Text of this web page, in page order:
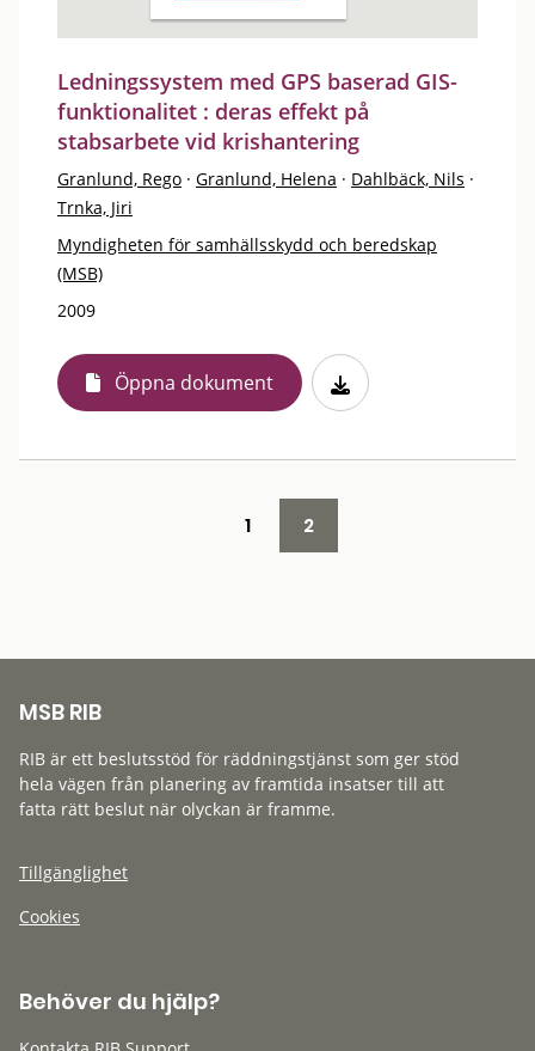
Ledningssystem med GPS baserad GIS-
funktionalitet : deras effekt på
stabsarbete vid krishantering
Granlund, Rego · Granlund, Helena · Dahlbäck, Nils ·
Trnka, Jiri
Myndigheten för samhällsskydd och beredskap
(MSB)
2009
Öppna dokument
1 2
MSB RIB
RIB är ett beslutsstöd för räddningstjänst som ger stöd
hela vägen från planering av framtida insatser till att
fatta rätt beslut när olyckan är framme.
Tillgänglighet
Cookies
Behöver du hjälp?